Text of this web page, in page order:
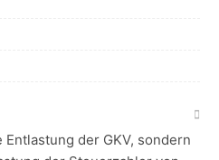
der GKV, sondern